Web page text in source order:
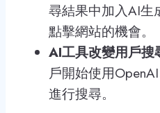
尋結果中加入AI生
點擊網站的機會。
AI工具改變用戶搜
戶開始使用
進行搜尋。